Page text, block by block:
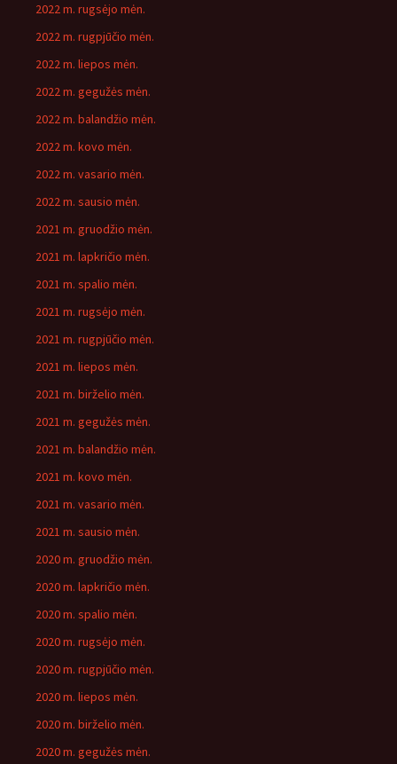
2022 m. rugsėjo mėn.
2022 m. rugpjūčio mėn.
2022 m. liepos mėn.
2022 m. gegužės mėn.
2022 m. balandžio mėn.
2022 m. kovo mėn.
2022 m. vasario mėn.
2022 m. sausio mėn.
2021 m. gruodžio mėn.
2021 m. lapkričio mėn.
2021 m. spalio mėn.
2021 m. rugsėjo mėn.
2021 m. rugpjūčio mėn.
2021 m. liepos mėn.
2021 m. birželio mėn.
2021 m. gegužės mėn.
2021 m. balandžio mėn.
2021 m. kovo mėn.
2021 m. vasario mėn.
2021 m. sausio mėn.
2020 m. gruodžio mėn.
2020 m. lapkričio mėn.
2020 m. spalio mėn.
2020 m. rugsėjo mėn.
2020 m. rugpjūčio mėn.
2020 m. liepos mėn.
2020 m. birželio mėn.
2020 m. gegužės mėn.